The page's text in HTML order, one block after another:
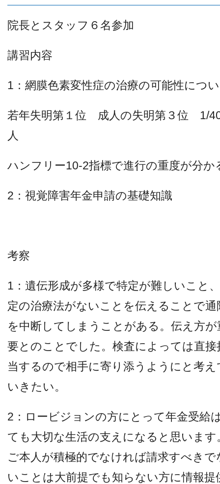
診療内容
学会レポート
院長とスタッフ６名参加
講習内容
1：網膜色素変性症の治療の可能性につ
若年失明第１位 成人の失明第３位 1/
人
ハンフリー10-2指標で進行の重度が分か
2：視覚障害年金申請の基礎知識
考察
1：遺伝形成が多様で特定が難しいこと
定の治療法がないことを伝えることで通
を中断してしまうことがある。伝え方が
要とのことでした。検査によっては直接
当するので相手に寄り添うようにと考え
いきたい。
2：ロービジョンの方にとって年金受給
ても大切な生活の支えになると思います
ご本人が積極的でなければ請求すべきで
いことは大前提でも知らない方に情報提